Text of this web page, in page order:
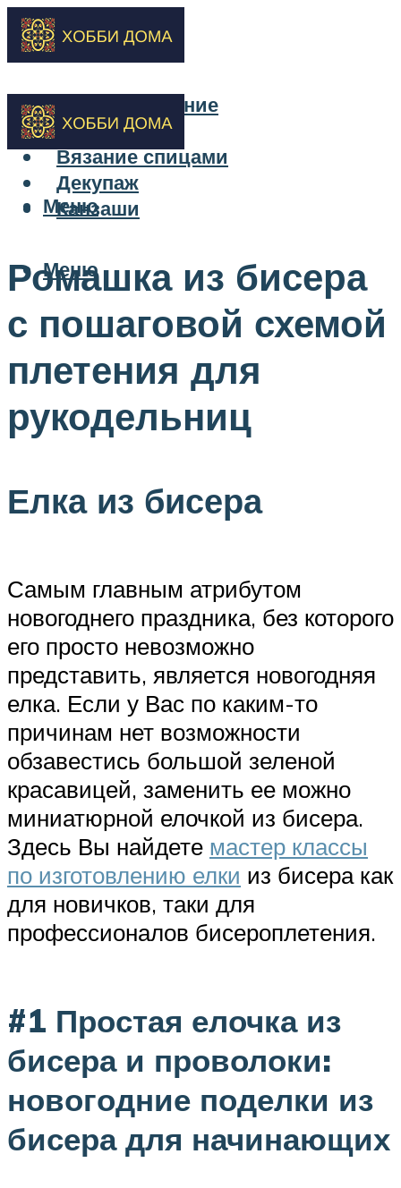
Бисероплетение
Вышивка
Вязание спицами
Декупаж
Канзаши
Меню
Меню
Ромашка из бисера
с пошаговой схемой
плетения для
рукодельниц
Елка из бисера
Самым главным атрибутом
новогоднего праздника, без которого
его просто невозможно
представить, является новогодняя
елка. Если у Вас по каким-то
причинам нет возможности
обзавестись большой зеленой
красавицей, заменить ее можно
миниатюрной елочкой из бисера.
Здесь Вы найдете мастер классы
по изготовлению елки из бисера как
для новичков, таки для
профессионалов бисероплетения.
#1 Простая елочка из
бисера и проволоки:
новогодние поделки из
бисера для начинающих